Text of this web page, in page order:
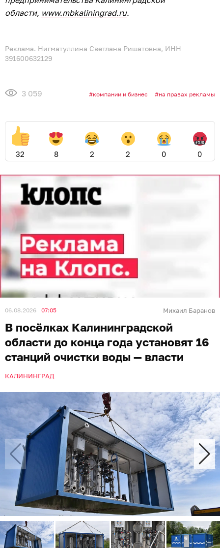
области, www.mbkaliningrad.ru.
Реклама. Нигматуллина Светлана Ришатовна, ИНН
391600632129
3 059 компании и бизнес на правах рекламы
32 8 2 2 0 0
06.08.2026 07:05 Михаил Баранов
В посёлках Калининградской
области до конца года установят 16
станций очистки воды — власти
КАЛИНИНГРАД